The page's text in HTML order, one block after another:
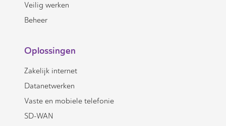
Veilig werken
Beheer
Oplossingen
Zakelijk internet
Datanetwerken
Vaste en mobiele telefonie
SD-WAN